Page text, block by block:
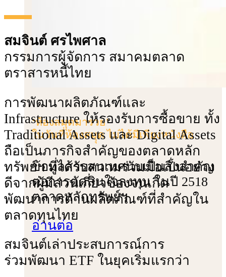
‘ห้องสมุุดมารวย’
ในวันที่ห้องสมุุด ไม่ได้มีเพียงหนังสือ
ข้อมูลสารสนเทศนับเป็นสิ่งสำคัญ
ต่อการตัดสินใจลงทุน ในปี 2518
ตลาดหลักทรัพย์ฯ
อ่านต่อ
สมจินต์ ศรไพศาล
กรรมการผู้จัดการ สมาคมตลาด
ตราสารหนี้ไทย
การพัฒนาผลิตภัณฑ์และ
Infrastructure ให้รองรับการซื้อขาย ทั้ง
Traditional Assets และ Digital Assets
ถือเป็นภารกิจสําคัญของตลาดหลัก
ทรัพย์ฯ ที่ได้รับความร่วมมือเป็นอย่าง
ดีจากผู้มีส่วนเกี่ยวข้องจนเกิด
พัฒนาการด้านผลิตภัณฑ์ที่สําคัญใน
ตลาดทุนไทย
สมจินต์เล่าประสบการณ์การ
ร่วมพัฒนา ETF ในยุคเริ่มแรกว่า